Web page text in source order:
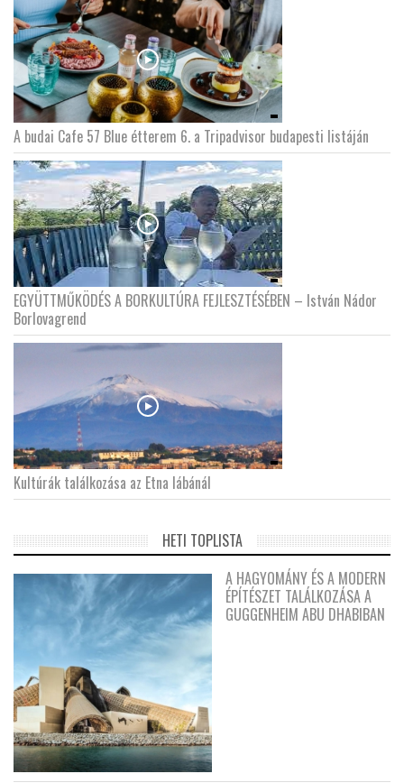
LATIMO.HU
GLOBOBOOK
A budai Cafe 57 Blue étterem 6. a Tripadvisor budapesti listáján
EGYÜTTMŰKÖDÉS A BORKULTÚRA FEJLESZTÉSÉBEN – István Nádor
Borlovagrend
Kultúrák találkozása az Etna lábánál
HETI TOPLISTA
A HAGYOMÁNY ÉS A MODERN
ÉPÍTÉSZET TALÁLKOZÁSA A
GUGGENHEIM ABU DHABIBAN